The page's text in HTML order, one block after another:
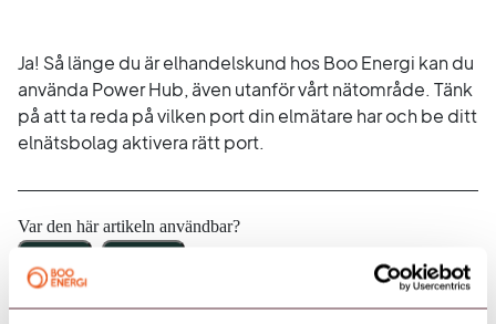
Ja! Så länge du är elhandelskund hos Boo Energi kan du
använda Power Hub, även utanför vårt nätområde. Tänk
på att ta reda på vilken port din elmätare har och be ditt
elnätsbolag aktivera rätt port.
Var den här artikeln användbar?